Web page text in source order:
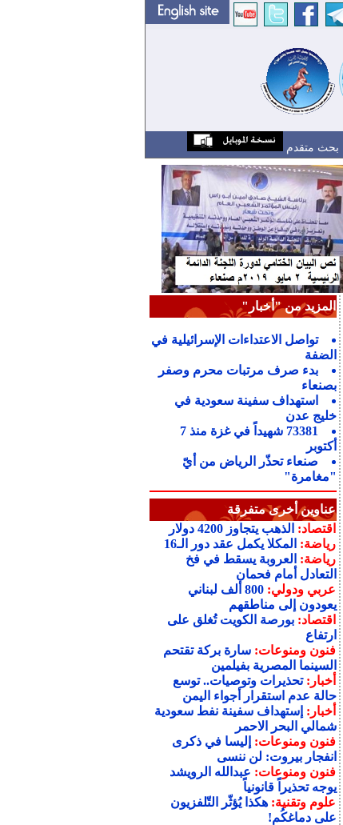
بحث متقدم
المزيد من "أخبار"
تواصل الاعتداءات الإسرائيلية في
الضفة
بدء صرف مرتبات محرم وصفر
بصنعاء
استهداف سفينة سعودية في
خليج عدن
73381 شهيداً في غزة منذ 7
أكتوبر
صنعاء تحذّر الرياض من أيّ
"مغامرة"
عناوين أخرى متفرقة
اقتصاد: الذهب يتجاوز 4200 دولار
رياضة: المكلا يكمل عقد دور الـ16
رياضة: العروبة يسقط في فخ
التعادل أمام فحمان
عربي ودولي:
800 ألف لبناني
يعودون إلى مناطقهم
اقتصاد:بورصة الكويت تُغلق على
ارتفاع
فنون ومنوعات:سارة بركة تقتحم
السينما المصرية بفيلمين
أخبار:تحذيرات وتوصيات.. توسع
حالة عدم استقرار أجواء اليمن
أخبار: إستهداف سفينة نفط سعودية
شمالي البحر الاحمر
فنون ومنوعات: إليسا في ذكرى
انفجار بيروت: لن ننسى
فنون ومنوعات: عبدالله الرويشد
يوجه تحذيراً قانونياً
علوم وتقنية:هكذا يُؤثّر التّلفزيون
على دماغكُم!